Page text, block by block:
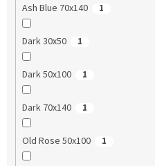
Ash Blue 70x140 1
Dark 30x50 1
Dark 50x100 1
Dark 70x140 1
Old Rose 50x100 1